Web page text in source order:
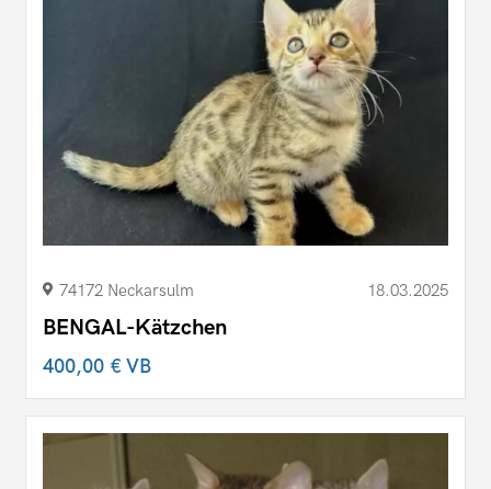
74172 Neckarsulm 18.03.2025
BENGAL-Kätzchen
400,00 €VB